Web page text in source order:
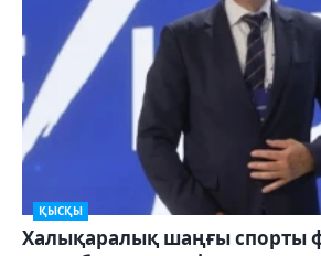
ҚЫСҚЫ
Халықаралық шаңғы спорты